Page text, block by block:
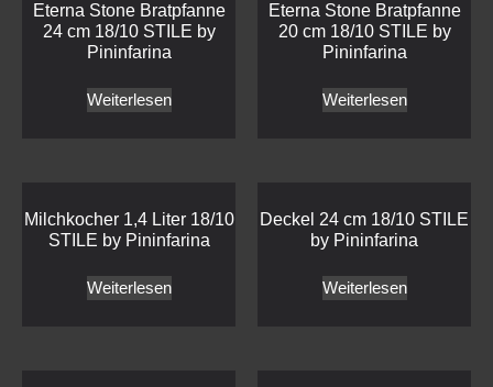
Eterna Stone Bratpfanne
24 cm 18/10 STILE by
Pininfarina
Weiterlesen
Eterna Stone Bratpfanne
20 cm 18/10 STILE by
Pininfarina
Weiterlesen
Milchkocher 1,4 Liter 18/10
STILE by Pininfarina
Weiterlesen
Deckel 24 cm 18/10 STILE
by Pininfarina
Weiterlesen